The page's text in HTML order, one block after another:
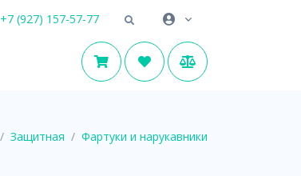
+7 (927) 157-57-77
Защитная Фартуки и нарукавники